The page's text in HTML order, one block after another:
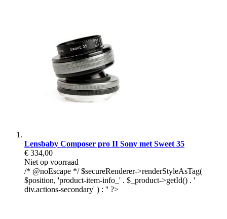
Lensbaby Composer pro II Sony met Sweet 35
€ 334,00
Niet op voorraad
/* @noEscape */ $secureRenderer->renderStyleAsTag(
$position, 'product-item-info_' . $_product->getId() . '
div.actions-secondary' ) : '' ?>